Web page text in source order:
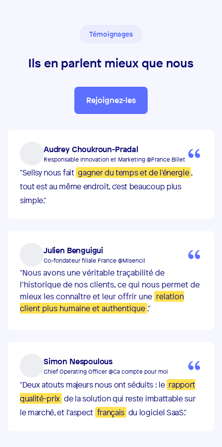
Témoignages
Ils en parlent mieux que nous
Rejoignez-les
Audrey Choukroun-Pradal
Responsable Innovation et Marketing @France Billet
"Sellsy nous fait gagner du temps et de l'énergie ,
tout est au même endroit, c'est beaucoup plus
simple."
Julien Benguigui
Co-fondateur filiale France @Misencil
"Nous avons une véritable traçabilité de
l’historique de nos clients, ce qui nous permet de
mieux les connaître et leur offrir une relation
client plus humaine et authentique ."
Simon Nespoulous
Chief Operating Officer @Ca compte pour moi
"Deux atouts majeurs nous ont séduits : le rapport
qualité-prix de la solution qui reste imbattable sur
le marché, et l’aspect français du logiciel SaaS."